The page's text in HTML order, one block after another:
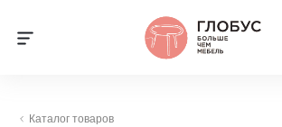
Каталог товаров